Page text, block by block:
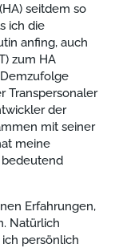
seitdem so
ich die
anfing, auch
zum HA
Transpersonaler
der
mit seiner
meine
bedeutend
Erfahrungen,
Natürlich
persönlich